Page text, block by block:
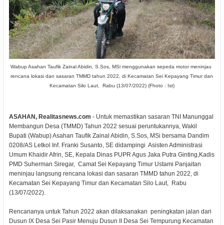
Wabup Asahan Taufik Zainal Abidin, S.Sos, MSi menggunakan sepeda motor meninjau
rencana lokasi dan sasaran TMMD tahun 2022, di Kecamatan Sei Kepayang Timur dan
Kecamatan Silo Laut, Rabu (13/07/2022) (Fhoto : Ist)
ASAHAN, Realitasnews.com - Untuk memastikan sasaran TNI Manunggal
Membangun Desa (TMMD) Tahun 2022 sesuai peruntukannya, Wakil
Bupati (Wabup) Asahan Taufik Zainal Abidin, S.Sos, MSi bersama Dandim
0208/AS Letkol Inf. Franki Susanto, SE didampingi Asisten Administrasi
Umum Khaidir Afrin, SE, Kepala Dinas PUPR Agus Jaka Putra Ginting,Kadis
PMD Suherman Siregar, Camat Sei Kepayang Timur Ustami Panjaitan
meninjau langsung rencana lokasi dan sasaran TMMD tahun 2022, di
Kecamatan Sei Kepayang Timur dan Kecamatan Silo Laut, Rabu
(13/07/2022).
Rencananya untuk Tahun 2022 akan dilaksanakan peningkatan jalan dari
Dusun IX Desa Sei Pasir Menuju Dusun II Desa Sei Tempurung Kecamatan